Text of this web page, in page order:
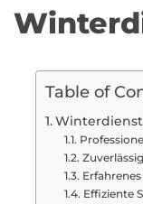
Table of
Effiziente